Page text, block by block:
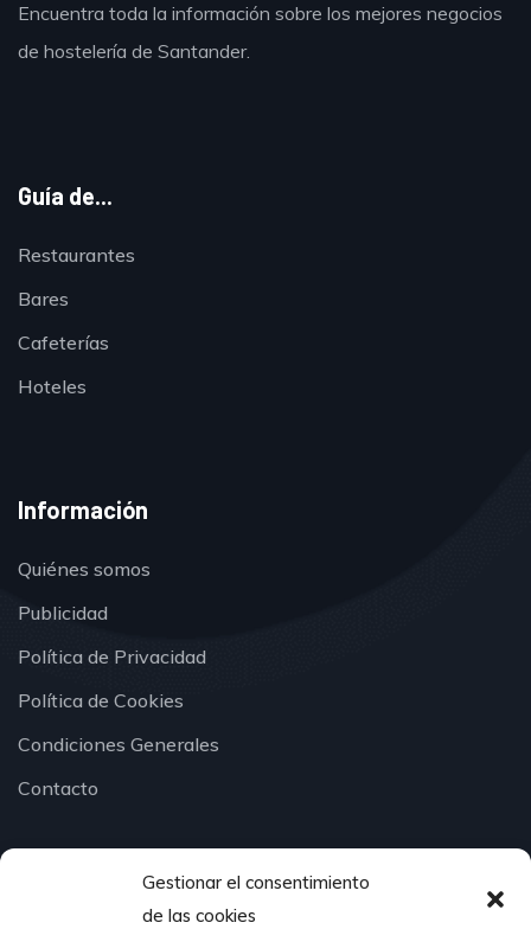
Gestionar el consentimiento
de las cookies
Encuentra toda la información sobre los mejores negocios
de hostelería de Santander.
Guía de...
Restaurantes
Bares
Cafeterías
Hoteles
Información
Quiénes somos
Publicidad
Política de Privacidad
Política de Cookies
Condiciones Generales
Contacto
¿Hablamos?